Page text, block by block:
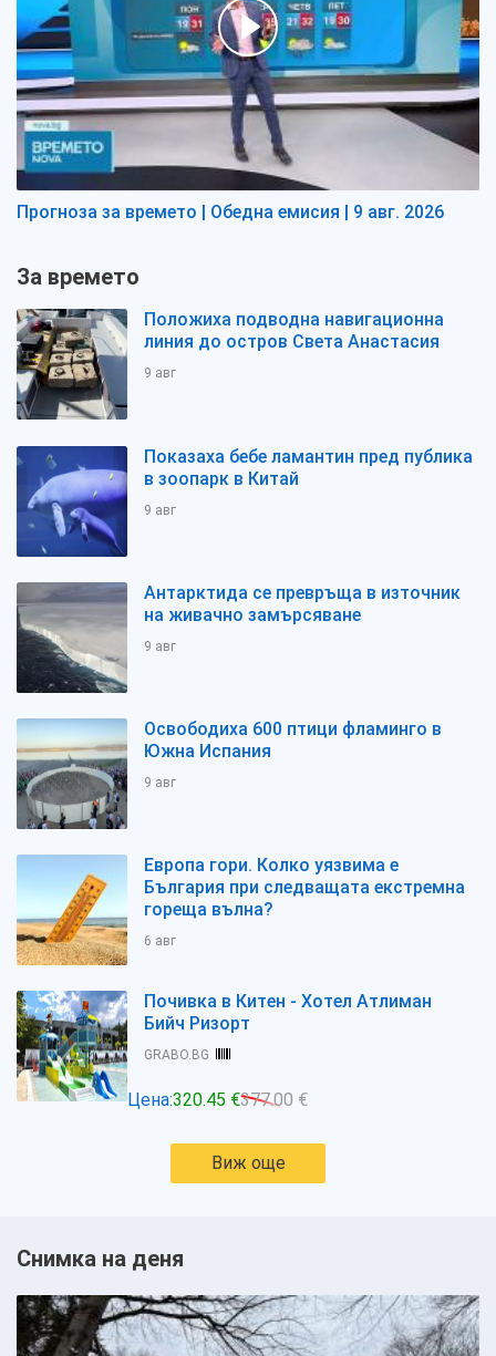
Прогноза за времето | Обедна емисия | 9 авг. 2026
За времето
Положиха подводна навигационна
линия до остров Света Анастасия
9 авг
Показаха бебе ламантин пред публика
в зоопарк в Китай
9 авг
Антарктида се превръща в източник
на живачно замърсяване
9 авг
Освободиха 600 птици фламинго в
Южна Испания
9 авг
Европа гори. Колко уязвима е
България при следващата екстремна
гореща вълна?
6 авг
Почивка в Китен - Хотел Атлиман
Бийч Ризорт
GRABO.BG
Цена:320.45 €377.00 €
Виж още
Снимка на деня